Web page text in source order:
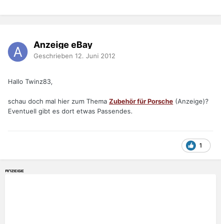
Anzeige eBay
Geschrieben 12. Juni 2012
Hallo Twinz83,
schau doch mal hier zum Thema Zubehör für Porsche (Anzeige)?
Eventuell gibt es dort etwas Passendes.
1